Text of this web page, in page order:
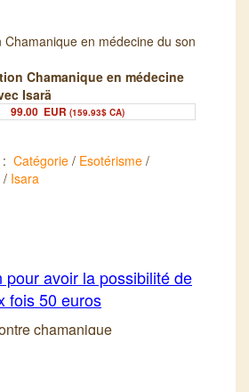
Chamanique en médecine
Isarä
99.00 EUR (159.93$ CA)
Catégorie / Esotérisme /
/ Isara
pour avoir la possibilité de
fois 50 euros
chamanique
Isarä